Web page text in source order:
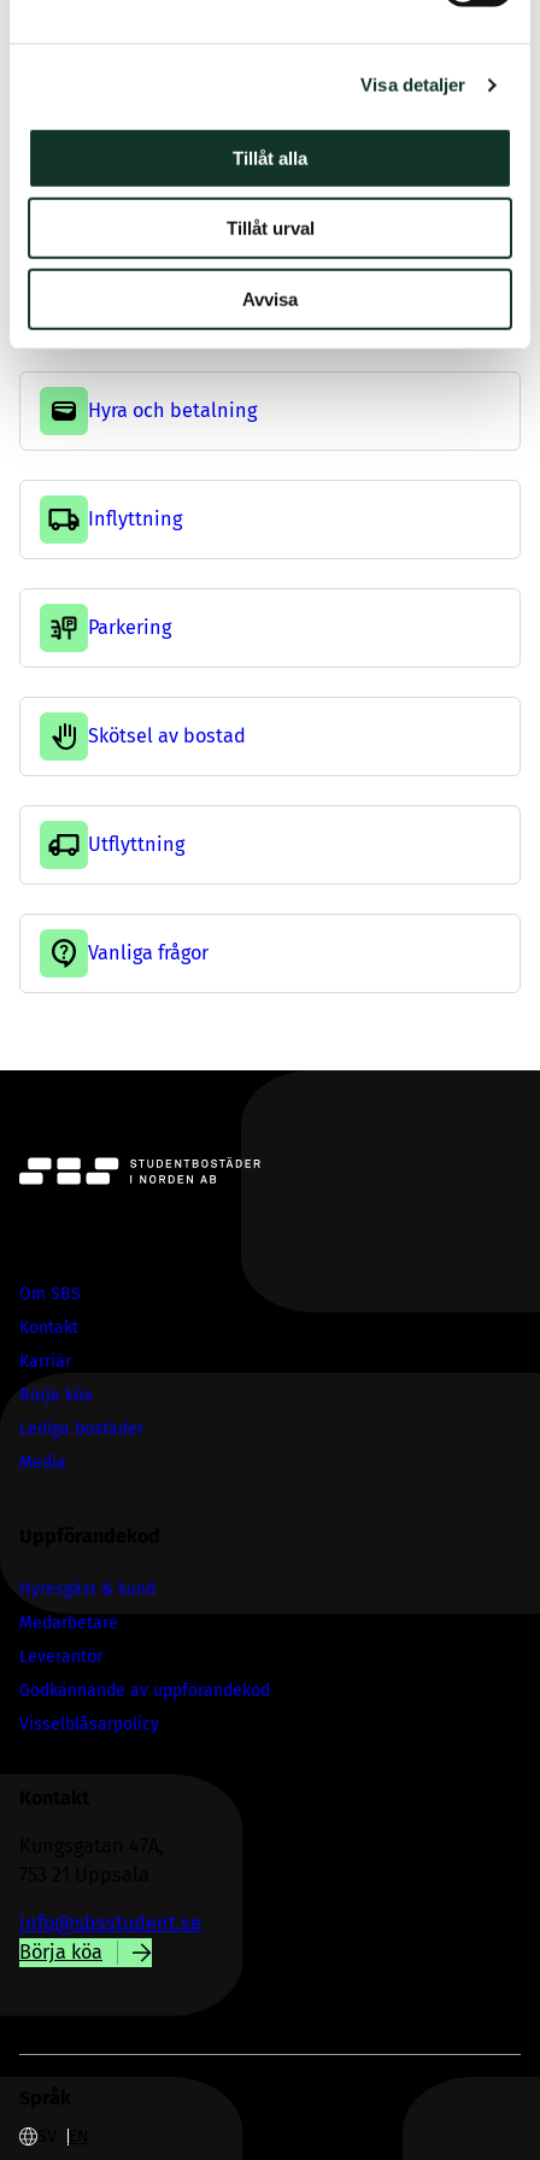
Visa detaljer
Tillåt alla
Tillåt urval
Avvisa
Blanketter
Hyra och betalning
Inflyttning
Parkering
Skötsel av bostad
Utflyttning
Vanliga frågor
Om SBS
Kontakt
Karriär
Börja köa
Lediga bostäder
Media
Hyresgäst & kund
Medarbetare
Leverantör
Godkännande av uppförandekod
Visselblåsarpolicy
info@sbsstudent.se
Börja köa